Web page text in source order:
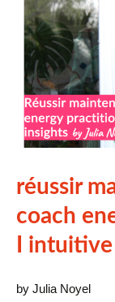
réussir
coach
I
by Julia Noyel